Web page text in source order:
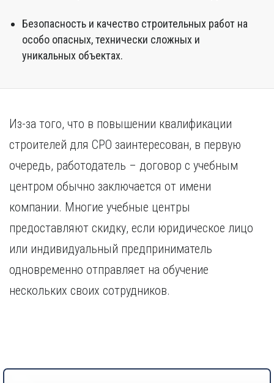
Безопасность и качество строительных работ на
особо опасных, технически сложных и
уникальных объектах.
Из-за того, что в повышении квалификации
строителей для СРО заинтересован, в первую
очередь, работодатель – договор с учебным
центром обычно заключается от имени
компании. Многие учебные центры
предоставляют скидку, если юридическое лицо
или индивидуальный предприниматель
одновременно отправляет на обучение
нескольких своих сотрудников.